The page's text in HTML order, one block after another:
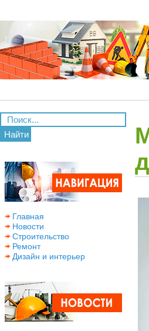
Найти
Главная
Новости
Строительство
Ремонт
Дизайн и интерьер